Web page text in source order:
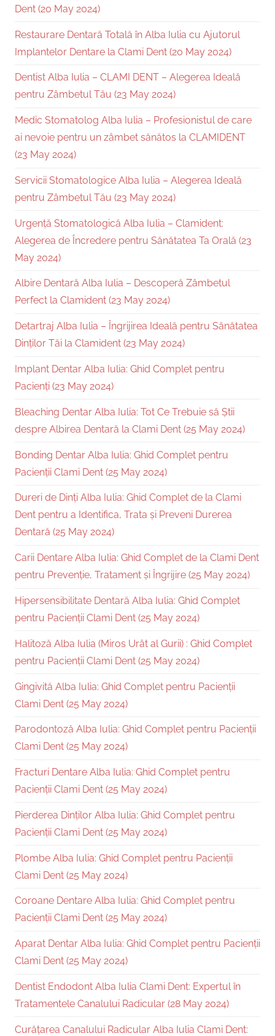
Dent (20 May 2024)
Restaurare Dentară Totală în Alba Iulia cu Ajutorul
Implantelor Dentare la Clami Dent (20 May 2024)
Dentist Alba Iulia – CLAMI DENT – Alegerea Ideală
pentru Zâmbetul Tău (23 May 2024)
Medic Stomatolog Alba Iulia – Profesionistul de care
ai nevoie pentru un zâmbet sănătos la CLAMIDENT
(23 May 2024)
Servicii Stomatologice Alba Iulia – Alegerea Ideală
pentru Zâmbetul Tău (23 May 2024)
Urgență Stomatologică Alba Iulia – Clamident:
Alegerea de Încredere pentru Sănătatea Ta Orală (23
May 2024)
Albire Dentară Alba Iulia – Descoperă Zâmbetul
Perfect la Clamident (23 May 2024)
Detartraj Alba Iulia – Îngrijirea Ideală pentru Sănătatea
Dinților Tăi la Clamident (23 May 2024)
Implant Dentar Alba Iulia: Ghid Complet pentru
Pacienți (23 May 2024)
Bleaching Dentar Alba Iulia: Tot Ce Trebuie să Știi
despre Albirea Dentară la Clami Dent (25 May 2024)
Bonding Dentar Alba Iulia: Ghid Complet pentru
Pacienții Clami Dent (25 May 2024)
Dureri de Dinți Alba Iulia: Ghid Complet de la Clami
Dent pentru a Identifica, Trata și Preveni Durerea
Dentară (25 May 2024)
Carii Dentare Alba Iulia: Ghid Complet de la Clami Dent
pentru Prevenție, Tratament și Îngrijire (25 May 2024)
Hipersensibilitate Dentară Alba Iulia: Ghid Complet
pentru Pacienții Clami Dent (25 May 2024)
Halitoză Alba Iulia (Miros Urât al Gurii) : Ghid Complet
pentru Pacienții Clami Dent (25 May 2024)
Gingivită Alba Iulia: Ghid Complet pentru Pacienții
Clami Dent (25 May 2024)
Parodontoză Alba Iulia: Ghid Complet pentru Pacienții
Clami Dent (25 May 2024)
Fracturi Dentare Alba Iulia: Ghid Complet pentru
Pacienții Clami Dent (25 May 2024)
Pierderea Dinților Alba Iulia: Ghid Complet pentru
Pacienții Clami Dent (25 May 2024)
Plombe Alba Iulia: Ghid Complet pentru Pacienții
Clami Dent (25 May 2024)
Coroane Dentare Alba Iulia: Ghid Complet pentru
Pacienții Clami Dent (25 May 2024)
Aparat Dentar Alba Iulia: Ghid Complet pentru Pacienții
Clami Dent (25 May 2024)
Dentist Endodont Alba Iulia Clami Dent: Expertul în
Tratamentele Canalului Radicular (28 May 2024)
Curățarea Canalului Radicular Alba Iulia Clami Dent: